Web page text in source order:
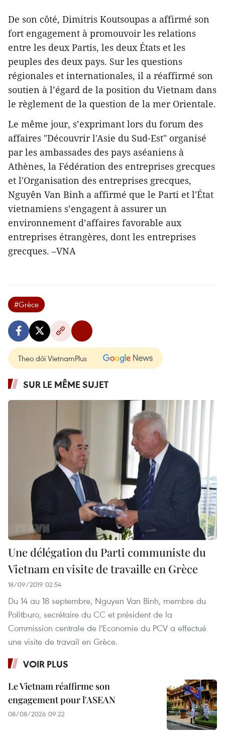
De son côté, Dimitris Koutsoupas a affirmé son
fort engagement à promouvoir les relations
entre les deux Partis, les deux États et les
peuples des deux pays. Sur les questions
régionales et internationales, il a réaffirmé son
soutien à l’égard de la position du Vietnam dans
le règlement de la question de la mer Orientale.
Le même jour, s’exprimant lors du forum des
affaires "Découvrir l'Asie du Sud-Est" organisé
par les ambassades des pays aséaniens à
Athènes, la Fédération des entreprises grecques
et l'Organisation des entreprises grecques,
Nguyên Van Binh a affirmé que le Parti et l'État
vietnamiens s’engagent à assurer un
environnement d’affaires favorable aux
entreprises étrangères, dont les entreprises
grecques. –VNA
#Grèce
Theo dõi VietnamPlus
SUR LE MÊME SUJET
Une délégation du Parti communiste du
Vietnam en visite de travaille en Grèce
18/09/2019 02:54
Du 14 au 18 septembre, Nguyen Van Binh, membre du
Politburo, secrétaire du CC et président de la
Commission centrale de l'Economie du PCV a effectué
une visite de travail en Grèce.
VOIR PLUS
Le Vietnam réaffirme son
engagement pour l'ASEAN
08/08/2026 09:22